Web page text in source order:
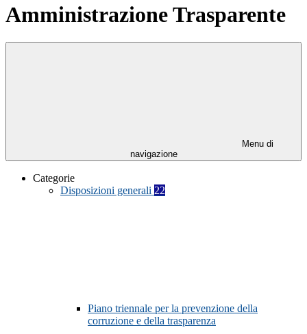
Amministrazione Trasparente
Menu di
navigazione
Categorie
Disposizioni generali 22
Piano triennale per la prevenzione della
corruzione e della trasparenza